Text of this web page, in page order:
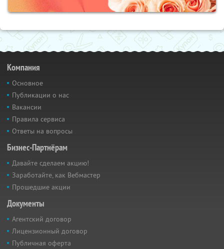
Компания
Основное
Публикации о нас
Вакансии
Правила сервиса
Ответы на вопросы
Бизнес-Партнёрам
Давайте сделаем акцию!
Заработайте, как Вебмастер
Прошедшие акции
Документы
Агентский договор
Лицензионный договор
Публичная оферта